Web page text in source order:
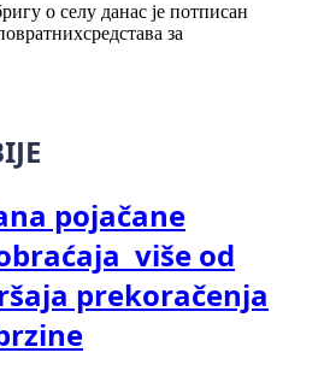
о селу данас је потписан
за
pojačane
više od
prekoračenja